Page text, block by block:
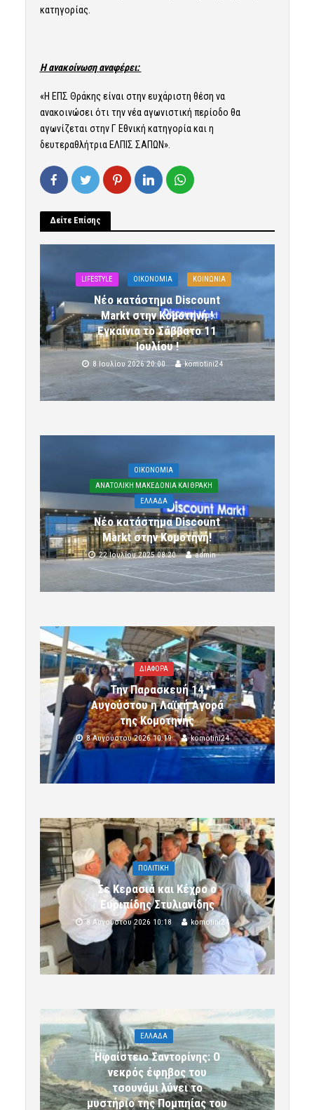
κατηγορίας.
Η ανακοίνωση αναφέρει:
«Η ΕΠΣ Θράκης είναι στην ευχάριστη θέση να
ανακοινώσει ότι την νέα αγωνιστική περίοδο θα
αγωνίζεται στην Γ Εθνική κατηγορία και η
δευτεραθλήτρια ΕΛΠΙΣ ΣΑΠΩΝ».
Δείτε Επίσης
LIFESTYLE OIKONOMIA ΚΟΙΝΩΝΙΑ
Νέο κατάστημα Discount
Markt στην Κομοτηνή !
Εγκαίνια το Σάββατο 11
Ιουλίου !
8 Ιουλίου 2026 20:00 komotini24
OIKONOMIA
ΑΝΑΤΟΛΙΚΗ ΜΑΚΕΔΟΝΙΑ ΚΑΙ ΘΡΑΚΗ
ΕΛΛΑΔΑ
Νέο κατάστημα Discount
Markt στην Κομοτηνή!
22 Ιουλίου 2025 08:20 admin
ΔΙΑΦΟΡΑ
Την Παρασκευή 14
Αυγούστου η Λαϊκή Αγορά
της Κομοτηνής
8 Αυγούστου 2026 10:19 komotini24
ΠΟΛΙΤΙΚΗ
Σε Κερασιά και Κέχρο ο
Ευριπίδης Στυλιανίδης
8 Αυγούστου 2026 10:18 komotini24
ΕΛΛΑΔΑ
Ηφαίστειο Σαντορίνης: Ο
νεκρός έφηβος του
τσουνάμι λύνει το
μυστήριο της Πομπηίας του